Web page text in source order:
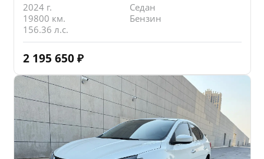
2024 г.
Седан
19800 км.
Бензин
156.36 л.с.
2 195 650 ₽